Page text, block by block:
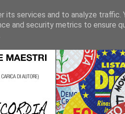
services and to analyze traffic.
and security metrics to ensure